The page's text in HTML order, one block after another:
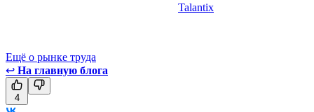
Talantix
Ещё о рынке труда
↩ На главную блога
4